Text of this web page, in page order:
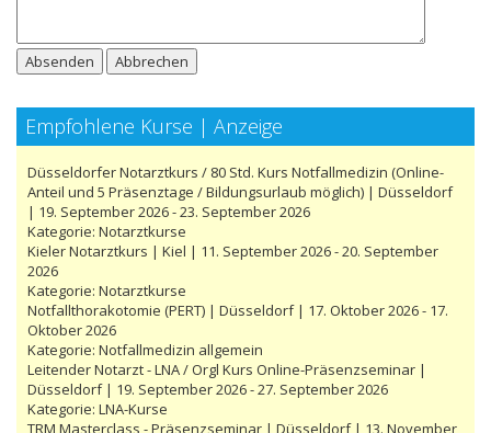
Absenden Abbrechen
Empfohlene Kurse | Anzeige
Düsseldorfer Notarztkurs / 80 Std. Kurs Notfallmedizin (Online-
Anteil und 5 Präsenztage / Bildungsurlaub möglich) | Düsseldorf
| 19. September 2026 - 23. September 2026
Kategorie: Notarztkurse
Kieler Notarztkurs | Kiel | 11. September 2026 - 20. September
2026
Kategorie: Notarztkurse
Notfallthorakotomie (PERT) | Düsseldorf | 17. Oktober 2026 - 17.
Oktober 2026
Kategorie: Notfallmedizin allgemein
Leitender Notarzt - LNA / Orgl Kurs Online-Präsenzseminar |
Düsseldorf | 19. September 2026 - 27. September 2026
Kategorie: LNA-Kurse
TRM Masterclass - Präsenzseminar | Düsseldorf | 13. November